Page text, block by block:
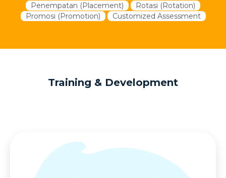
Penempatan (Placement)
Rotasi (Rotation)
Promosi (Promotion)
Customized Assessment
Training & Development